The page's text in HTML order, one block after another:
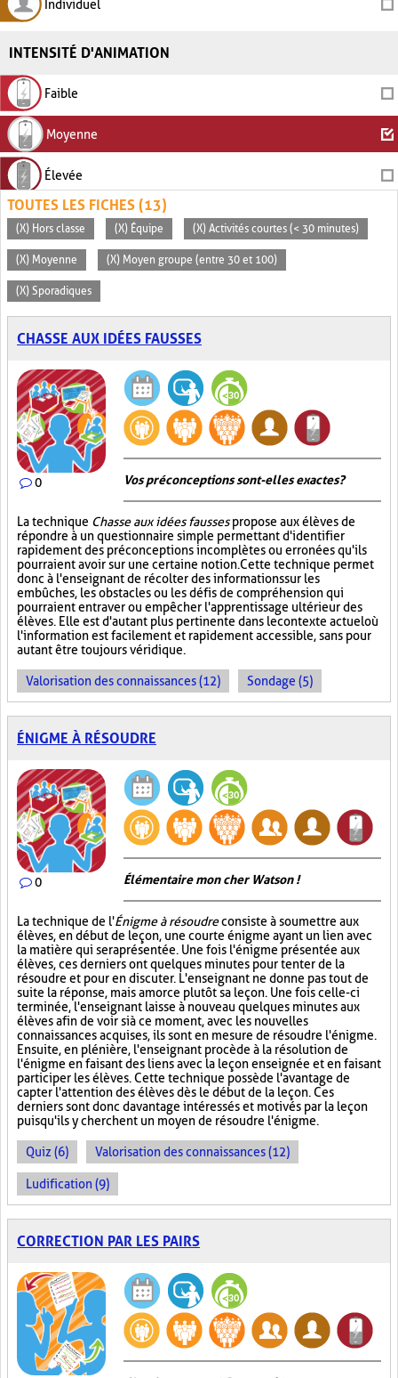
Individuel
INTENSITÉ D'ANIMATION
Faible
Moyenne
Élevée
TOUTES LES FICHES (13)
(X) Hors classe (X) Équipe (X) Activités courtes (< 30 minutes)
(X) Moyenne (X) Moyen groupe (entre 30 et 100)
(X) Sporadiques
CHASSE AUX IDÉES FAUSSES
0 Vos préconceptions sont-elles exactes ?
La technique Chasse aux idées faussespropose aux élèves de
répondre à un questionnaire simple permettant d'identifier
rapidement des préconceptions incomplètes ou erronées qu'ils
pourraient avoir sur une certaine notion. Cette technique permet
donc à l'enseignant de récolter des informations sur les
embûches, les obstacles ou les défis de compréhension qui
pourraient entraver ou empêcher l'apprentissage ultérieur des
élèves. Elle est d'autant plus pertinente dans le contexte actuel où
l'information est facilement et rapidement accessible, sans pour
autant être toujours véridique.
Valorisation des connaissances (12) Sondage (5)
ÉNIGME À RÉSOUDRE
0 Élémentaire mon cher Watson !
La technique de l'Énigme à résoudreconsiste à soumettre aux
élèves, en début de leçon, une courte énigme ayant un lien avec
la matière qui sera présentée. Une fois l'énigme présentée aux
élèves, ces derniers ont quelques minutes pour tenter de la
résoudre et pour en discuter. L'enseignant ne donne pas tout de
suite la réponse, mais amorce plutôt sa leçon. Une fois celle-ci
terminée, l'enseignant laisse à nouveau quelques minutes aux
élèves afin de voir si à ce moment, avec les nouvelles
connaissances acquises, ils sont en mesure de résoudre l'énigme.
Ensuite, en plénière, l'enseignant procède à la résolution de
l'énigme en faisant des liens avec la leçon enseignée et en faisant
participer les élèves. Cette technique possède l'avantage de
capter l'attention des élèves dès le début de la leçon. Ces
derniers sont donc davantage intéressés et motivés par la leçon
puisqu'ils y cherchent un moyen de résoudre l'énigme.
Quiz (6) Valorisation des connaissances (12)
Ludification (9)
CORRECTION PAR LES PAIRS